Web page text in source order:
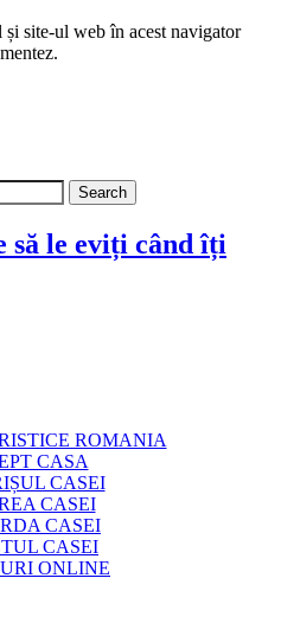
site-ul web în acest navigator
să le eviți când îți
ROMANIA
CASA
CASEI
CASEI
CASEI
CASEI
ONLINE